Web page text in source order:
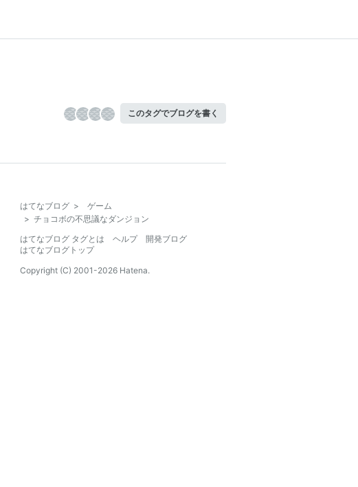
このタグでブログを書く
はてなブログ >
ゲーム
> チョコボの不思議なダンジョン
はてなブログ タグとは
ヘルプ
開発ブログ
はてなブログトップ
Copyright (C) 2001-2026 Hatena.